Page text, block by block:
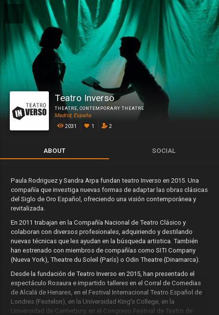
Teatro Inverso
THEATRE,CONTEMPORARY THEATRE
Madrid, España
2031
1 2
ABOUT SOCIAL
Paula Rodriguez y Sandra Arpa fundan teatro Inverso en 2015. Una
compañía que investiga nuevas formas de adaptar las obras clásicas
del Siglo de Oro Español, ofreciendo una visión contemporánea y
revitalizada.​
En 2011 trabajan en la Compañía Nacional de Teatro Clásico y
colaboran con diversos profesionales, adquiriendo y destilando
nuevas técnicas que les ayudan en la búsqueda artistica. También
han estrenado con miembros de compañías como SITI Company
(Nueva York), Theatre du Soleil (París) o Odin Theatre (Dinamarca).
Desde la fundación de Teatro Inverso en 2015, han presentado el
espectáculo Rosaura e impartido talleres en el Corral de Comedias
de Alcalá de Henares, en el Festival Internacional Teatro Español de
Londres (Festelon), en la Universidad King's College, en la
Universidad de Canterbury, en el Congreso Festival de Teatro de